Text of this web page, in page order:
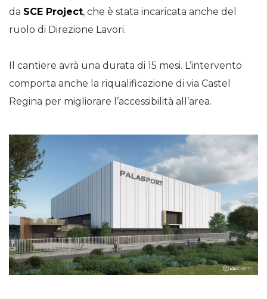
da SCE Project, che è stata incaricata anche del
ruolo di Direzione Lavori.
Il cantiere avrà una durata di 15 mesi. L’intervento
comporta anche la riqualificazione di via Castel
Regina per migliorare l’accessibilità all’area.